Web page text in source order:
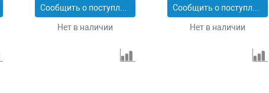
Сообщить о поступлении
Нет в наличии
Сообщить о поступлении
Нет в наличии